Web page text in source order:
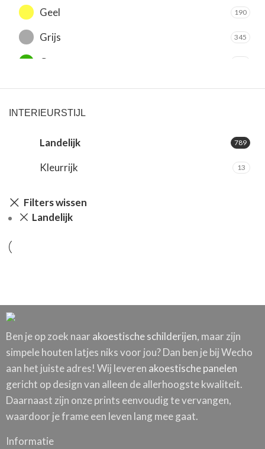
Geel 190
Grijs 345
Groen
Oranje 202
Paars
Rood 92
Roze 102
Zilver
INTERIEURSTIJL
Landelijk 789
Kleurrijk 13
Filters wissen
Landelijk
Ben je op zoek naar akoestische schilderijen, maar zijn
simpele houten latjes niks voor jou? Dan ben je bij Wecho
aan het juiste adres! Wij leveren akoestische panelen
gericht op design van alleen de allerhoogste kwaliteit.
Daarnaast zijn onze prints eenvoudig te vervangen,
waardoor je frame een leven lang mee gaat.
Informatie